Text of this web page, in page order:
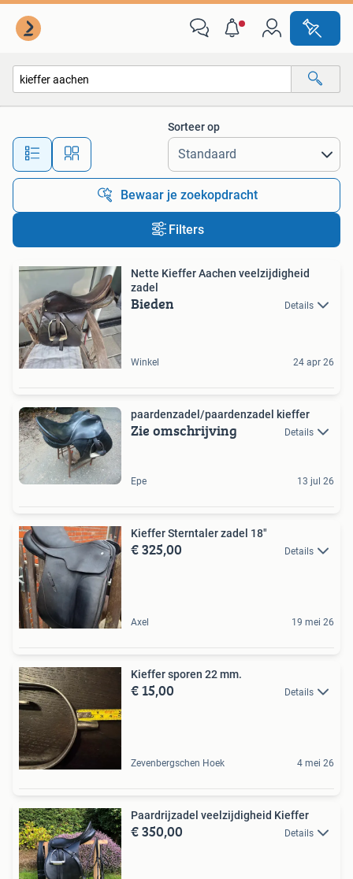
Alle afstanden…
Sorteer op
Bewaar je zoekopdracht
Filters
Nette Kieffer Aachen veelzijdigheid
zadel
Bieden Details
Winkel 24 apr 26
paardenzadel/paardenzadel kieffer
Zie omschrijving Details
Epe 13 jul 26
Kieffer Sterntaler zadel 18"
€ 325,00 Details
Axel 19 mei 26
Kieffer sporen 22 mm.
€ 15,00 Details
Zevenbergschen Hoek 4 mei 26
Paardrijzadel veelzijdigheid Kieffer
€ 350,00 Details